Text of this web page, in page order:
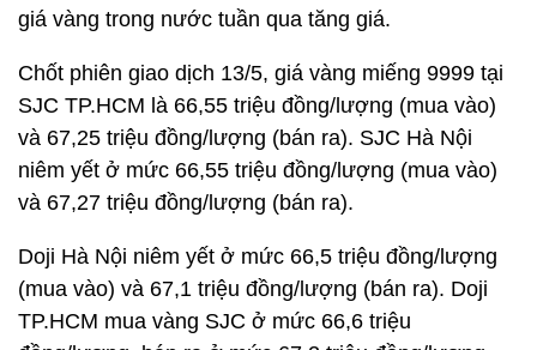
giá vàng trong nước tuần qua tăng giá.
Chốt phiên giao dịch 13/5, giá vàng miếng 9999 tại
SJC TP.HCM là 66,55 triệu đồng/lượng (mua vào)
và 67,25 triệu đồng/lượng (bán ra). SJC Hà Nội
niêm yết ở mức 66,55 triệu đồng/lượng (mua vào)
và 67,27 triệu đồng/lượng (bán ra).
Doji Hà Nội niêm yết ở mức 66,5 triệu đồng/lượng
(mua vào) và 67,1 triệu đồng/lượng (bán ra). Doji
TP.HCM mua vàng SJC ở mức 66,6 triệu